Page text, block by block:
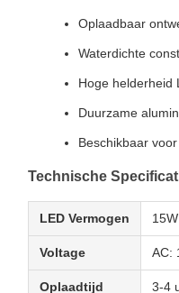
Oplaadbaar
Waterdichte
Hoge helderheid
Duurzame
Beschikbaar
Technische
LED Vermogen
Voltage AC:
Oplaadtijd 3-4